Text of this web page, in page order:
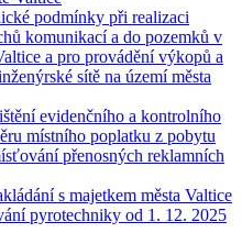
podmínky při realizaci
komunikací a do pozemků v
a pro provádění výkopů a
sítě na území města
evidenčního a kontrolního
místního poplatku z pobytu
přenosných reklamních
s majetkem města Valtice
pyrotechniky od 1. 12. 2025